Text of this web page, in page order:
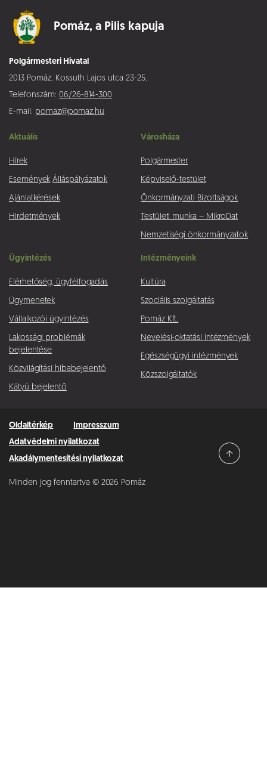
Pomáz, a Pilis kapuja
Polgármesteri Hivatal
2013 Pomáz, Kossuth Lajos utca 23-25.
Telefonszám: 06/26-814-300
E-mail: pomaz@pomaz.hu
Aktuális
Hírek
Események Álláspályázatok
Ajánlatkérések
Hirdetmények
Városháza
Polgármester
Képviselő-testület
Önkormányzati Bizottságok
Testületi munka – MikroDat
Nemzetiségi önkormányzatok
Ügyintézés
Elérhetőség, ügyfélfogadás
Ügymenetek
Vállalkozói ügyintézés
Lakossági problémák
bejelentése
Közvilágítási hibabejelentő
Kátyú bejelentő
Intézményeink
Kultúra
Szociális szolgáltatás
Pomáz Kft.
Nevelési-oktatási intézmények
Egészségügyi intézmények
Közszolgáltatók
Oldaltérkép
Impresszum
Adatvédelmi nyilatkozat
Akadálymentesítési nyilatkozat
Minden jog fenntartva © 2026 Pomáz